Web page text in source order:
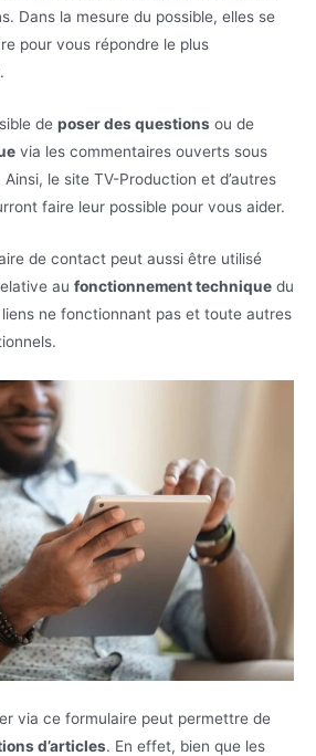
Dans la mesure du possible, elles se
pour vous répondre le plus
de poser des questions ou de
via les commentaires ouverts sous
le site TV-Production et d’autres
faire leur possible pour vous aider.
de contact peut aussi être utilisé
au fonctionnement technique du
ne fonctionnant pas et toute autres
via ce formulaire peut permettre de
d’articles. En effet, bien que les